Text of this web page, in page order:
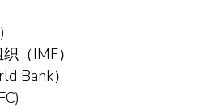
（IMF）
Bank）